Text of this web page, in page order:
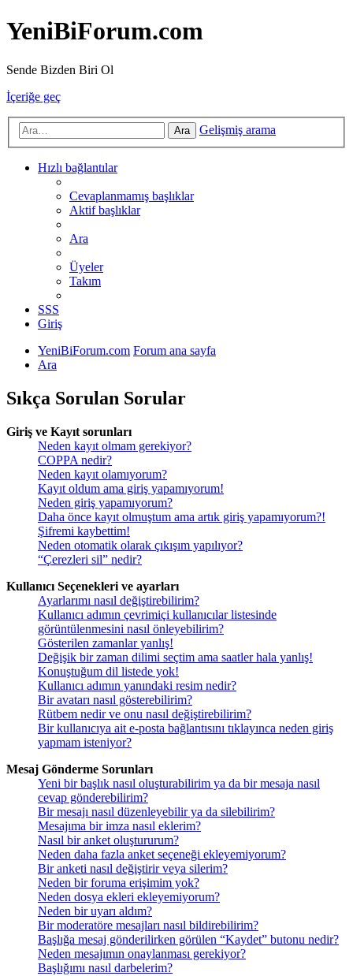
YeniBiForum.com
Sende Bizden Biri Ol
İçeriğe geç
Ara Gelişmiş arama
Hızlı bağlantılar
Cevaplanmamış başlıklar
Aktif başlıklar
Ara
Üyeler
Takım
SSS
Giriş
YeniBiForum.com Forum ana sayfa
Ara
Sıkça Sorulan Sorular
Giriş ve Kayıt sorunları
Neden kayıt olmam gerekiyor?
COPPA nedir?
Neden kayıt olamıyorum?
Kayıt oldum ama giriş yapamıyorum!
Neden giriş yapamıyorum?
Daha önce kayıt olmuştum ama artık giriş yapamıyorum?!
Şifremi kaybettim!
Neden otomatik olarak çıkışım yapılıyor?
“Çerezleri sil” nedir?
Kullanıcı Seçenekleri ve ayarları
Ayarlarımı nasıl değiştirebilirim?
Kullanıcı adımın çevrimiçi kullanıcılar listesinde
görüntülenmesini nasıl önleyebilirim?
Gösterilen zamanlar yanlış!
Değişik bir zaman dilimi seçtim ama saatler hala yanlış!
Konuştuğum dil listede yok!
Kullanıcı adımın yanındaki resim nedir?
Bir avatarı nasıl gösterebilirim?
Rütbem nedir ve onu nasıl değiştirebilirim?
Bir kullanıcıya ait e-posta bağlantısını tıklayınca neden giriş
yapmam isteniyor?
Mesaj Gönderme Sorunları
Yeni bir başlık nasıl oluşturabilirim ya da bir mesaja nasıl
cevap gönderebilirim?
Bir mesajı nasıl düzenleyebilir ya da silebilirim?
Mesajıma bir imza nasıl eklerim?
Nasıl bir anket oluştururum?
Neden daha fazla anket seçeneği ekleyemiyorum?
Bir anketi nasıl değiştirir veya silerim?
Neden bir foruma erişimim yok?
Neden dosya ekleri ekleyemiyorum?
Neden bir uyarı aldım?
Bir moderatöre mesajları nasıl bildirebilirim?
Başlığa mesaj gönderilirken görülen “Kaydet” butonu nedir?
Neden mesajımın onaylanması gerekiyor?
Başlığımı nasıl darbelerim?